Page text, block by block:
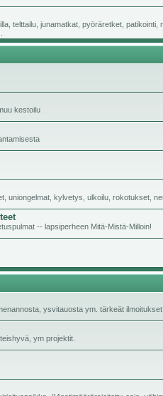
telttailu, junamatkat, pyöräretket, patikointi,
kestoilu
uniongelmat, kylvetys, ulkoilu, rokotukset,
-- lapsiperheen Mitä-Mistä-Milloin!
ysvitauosta ym. tärkeät ilmoitukset
ym projektit.